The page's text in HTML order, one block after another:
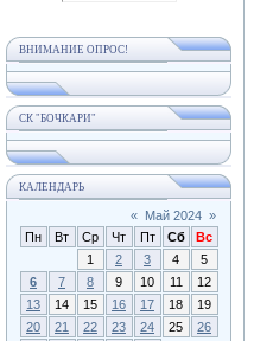
ВНИМАНИЕ ОПРОС!
СК "БОЧКАРИ"
КАЛЕНДАРЬ
« Май 2024 »
Пн
Вт Ср Чт Пт Сб
Вс
1
2 3 4
5
6
7 8 9 10 11
12
13
14 15 16 17 18
19
20
21 22 23 24 25
26